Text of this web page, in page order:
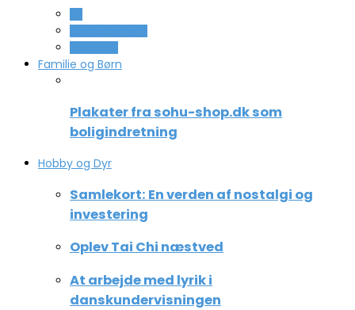
Familie og Børn
Plakater fra sohu-shop.dk som
boligindretning
Hobby og Dyr
Samlekort: En verden af nostalgi og
investering
Oplev Tai Chi næstved
At arbejde med lyrik i
danskundervisningen